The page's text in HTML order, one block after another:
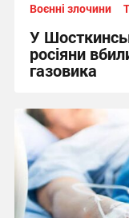
Воєнні злочини
У
росіяни
газовика
14:58, 1.08.2026